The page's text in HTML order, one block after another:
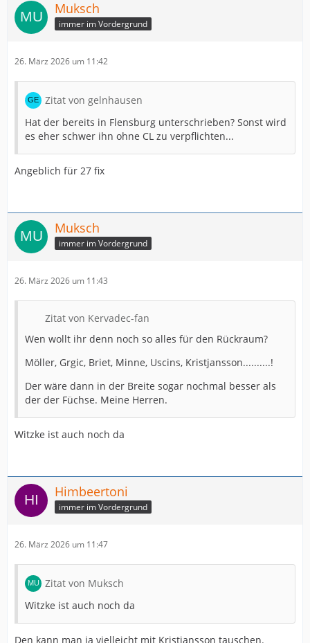
Muksch
immer im Vordergrund
26. März 2026 um 11:42
Zitat von gelnhausen
Hat der bereits in Flensburg unterschrieben? Sonst wird
es eher schwer ihn ohne CL zu verpflichten...
Angeblich für 27 fix
Muksch
immer im Vordergrund
26. März 2026 um 11:43
Zitat von Kervadec-fan
Wen wollt ihr denn noch so alles für den Rückraum?
Möller, Grgic, Briet, Minne, Uscins, Kristjansson..........!
Der wäre dann in der Breite sogar nochmal besser als
der der Füchse. Meine Herren.
Witzke ist auch noch da
Himbeertoni
immer im Vordergrund
26. März 2026 um 11:47
Zitat von Muksch
Witzke ist auch noch da
Den kann man ja vielleicht mit Kristjansson tauschen.